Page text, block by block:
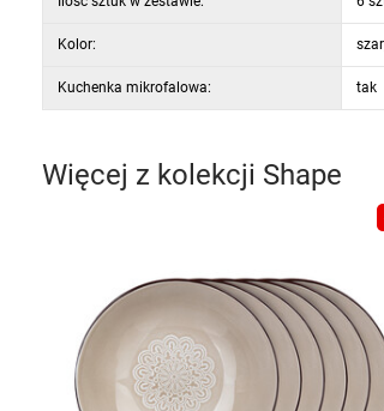
Kolor:
Kuchenka mikrofalowa: tak
Więcej z kolekcji Shape